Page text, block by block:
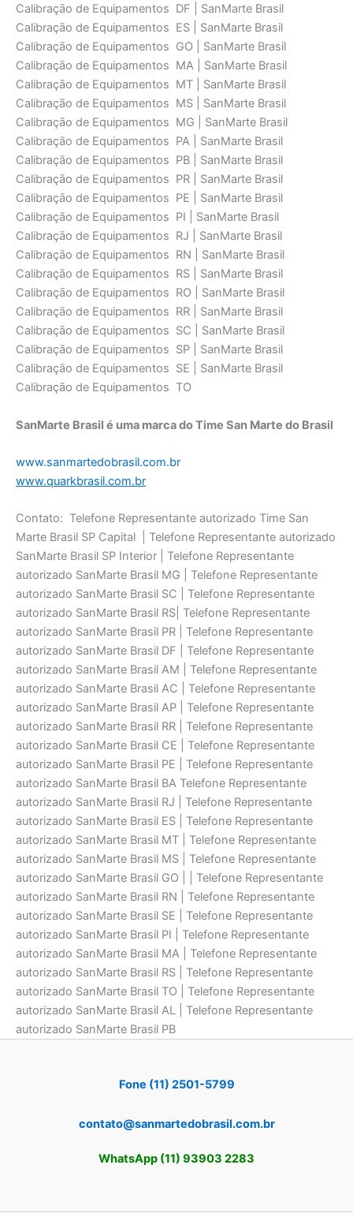
SanMarte Brasil é uma marca do Time San Marte do Brasil
www.sanmartedobrasil.com.br
www.quarkbrasil.com.br
Contato: Telefone Representante autorizado Time San
Marte Brasil SP Capital | Telefone Representante autorizado
SanMarte Brasil SP Interior | Telefone Representante
autorizado SanMarte Brasil MG | Telefone Representante
autorizado SanMarte Brasil SC | Telefone Representante
autorizado SanMarte Brasil RS| Telefone Representante
autorizado SanMarte Brasil PR | Telefone Representante
autorizado SanMarte Brasil DF | Telefone Representante
autorizado SanMarte Brasil AM | Telefone Representante
autorizado SanMarte Brasil AC | Telefone Representante
autorizado SanMarte Brasil AP | Telefone Representante
autorizado SanMarte Brasil RR | Telefone Representante
autorizado SanMarte Brasil CE | Telefone Representante
autorizado SanMarte Brasil PE | Telefone Representante
autorizado SanMarte Brasil BA Telefone Representante
autorizado SanMarte Brasil RJ | Telefone Representante
autorizado SanMarte Brasil ES | Telefone Representante
autorizado SanMarte Brasil MT | Telefone Representante
autorizado SanMarte Brasil MS | Telefone Representante
autorizado SanMarte Brasil GO | | Telefone Representante
autorizado SanMarte Brasil RN | Telefone Representante
autorizado SanMarte Brasil SE | Telefone Representante
autorizado SanMarte Brasil PI | Telefone Representante
autorizado SanMarte Brasil MA | Telefone Representante
autorizado SanMarte Brasil RS | Telefone Representante
autorizado SanMarte Brasil TO | Telefone Representante
autorizado SanMarte Brasil AL | Telefone Representante
autorizado SanMarte Brasil PB
Fone (11) 2501-5799
contato@sanmartedobrasil.com.br
WhatsApp (11) 93903 2283